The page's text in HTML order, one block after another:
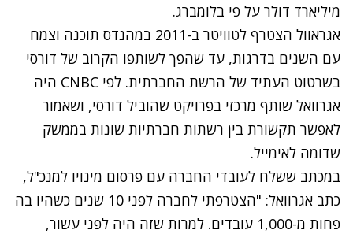
מיליארד דולר על פי בלומברג.
אגראוול הצטרף לטוויטר ב-2011 במהנדס תוכנה וצמח
עם השנים בדרגות, עד שהפך לשותפו הקרוב של דורסי
בשרטוט העתיד של הרשת החברתית. לפי CNBC היה
אגרוואל שותף מרכזי בפרויקט שהוביל דורסי, ושאמור
לאפשר תקשורת בין רשתות חברתיות שונות בממשק
שדומה לאימייל.
במכתב ששלח לעובדי החברה עם פרסום מינויו למנכ"ל,
כתב אגרוואל: "הצטרפתי לחברה לפני 10 שנים כשהיו בה
פחות מ-1,000 עובדים. למרות שזה היה לפני עשור,